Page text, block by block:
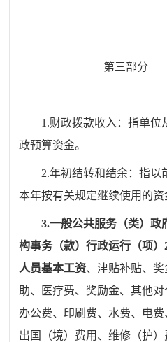
第三部分
1.财政拨款收入：指单位
政预算资金。
2.年初结转和结余：指以
本年按有关规定继续使用的资
3.一般公共服务（类）政
构事务（款）行政运行（项）
人员基本工资、津贴补贴、
助、医疗费、奖励金、其他对
办公费、印刷费、水费、电
出国（境）费用、维修（护